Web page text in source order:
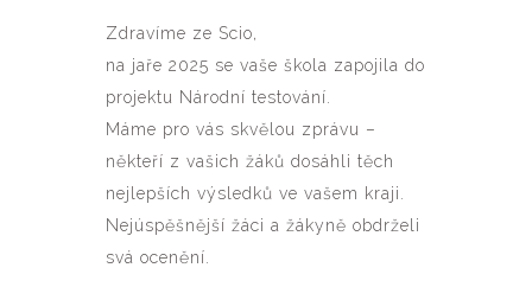
Zdravíme ze Scio,
na jaře 2025 se vaše škola zapojila do
projektu Národní testování.
Máme pro vás skvělou zprávu –
někteří z vašich žáků dosáhli těch
nejlepších výsledků ve vašem kraji.
Nejúspěšnější žáci a žákyně obdrželi
svá ocenění.